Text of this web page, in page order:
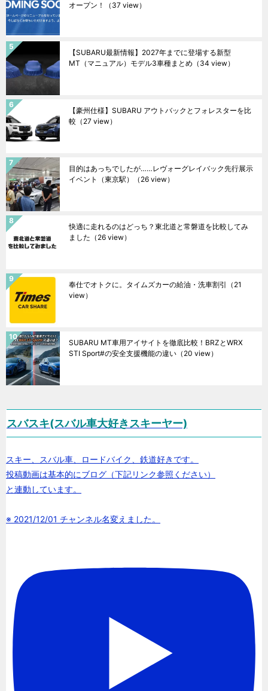
オープン！
（37 view）
【SUBARU最新情報】2027年までに登場する新型
MT（マニュアル）モデル3車種まとめ （34 view）
【豪州仕様】SUBARU アウトバックとフォレスターを比
較 （27 view）
目的はあっちでしたが……レヴォーグレイバック先行展示
イベント（東京駅）
（26 view）
快適に走れるのはどっち？東北道と常磐道を比較してみ
ました （26 view）
奉仕でオトクに。タイムズカーの給油・洗車割引 （21
view）
SUBARU MT車用アイサイトを徹底比較！BRZとWRX
STI Sport#の安全支援機能の違い （20 view）
スバスキ(スバル車大好きスキーヤー)
スキー、スバル車、ロードバイク、鉄道好きです。
投稿動画は基本的にブログ（下記リンク参照ください）
と連動しています。
※ 2021/12/01 チャンネル名変えました。